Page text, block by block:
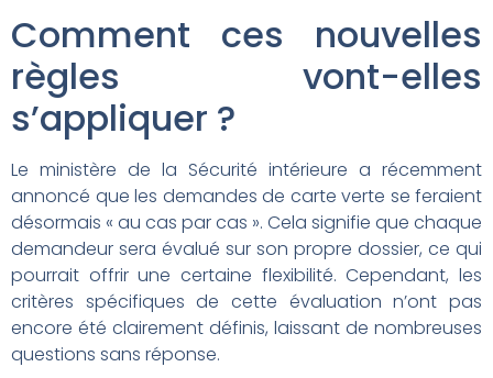
Comment ces nouvelles
règles vont-elles
s’appliquer ?
Le ministère de la Sécurité intérieure a récemment
annoncé que les demandes de carte verte se feraient
désormais « au cas par cas ». Cela signifie que chaque
demandeur sera évalué sur son propre dossier, ce qui
pourrait offrir une certaine flexibilité. Cependant, les
critères spécifiques de cette évaluation n’ont pas
encore été clairement définis, laissant de nombreuses
questions sans réponse.